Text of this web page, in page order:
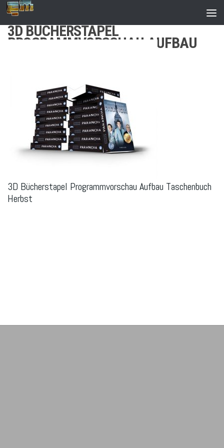
Zum Inhalt springen
3D BÜCHERSTAPEL
PROGRAMMVORSCHAU AUFBAU
3D Bücherstapel Programmvorschau Aufbau Taschenbuch
Herbst